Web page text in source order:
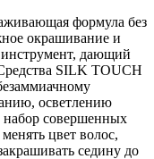
формула без
окрашивание и
инструмент, дающий
SILK TOUCH
осветлению
набор совершенных
цвет волос,
седину до